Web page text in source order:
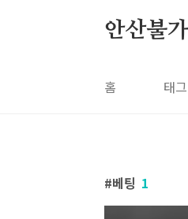
안산불
홈 태그
베팅 1